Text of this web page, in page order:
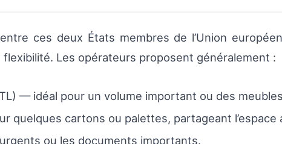
ces deux États membres de l’Union
Les opérateurs proposent généralement :
— idéal pour un volume important ou des
quelques cartons ou palettes, partageant l’espace
ou les documents importants.